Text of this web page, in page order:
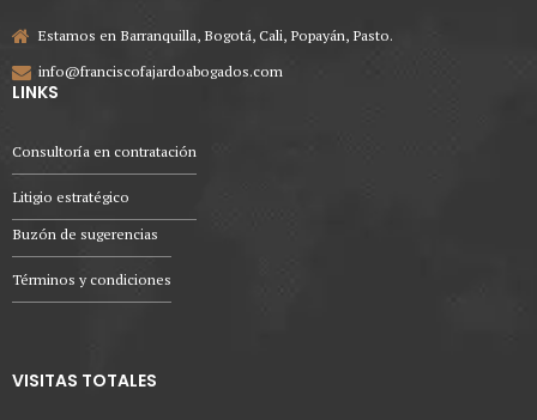
Estamos en Barranquilla, Bogotá, Cali, Popayán, Pasto.
info@franciscofajardoabogados.com
LINKS
Consultoría en contratación
Litigio estratégico
Buzón de sugerencias
Términos y condiciones
VISITAS TOTALES